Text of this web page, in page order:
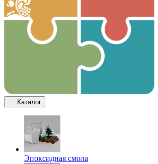
Каталог
Эпоксидная смола